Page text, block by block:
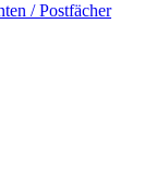
/ Postfächer